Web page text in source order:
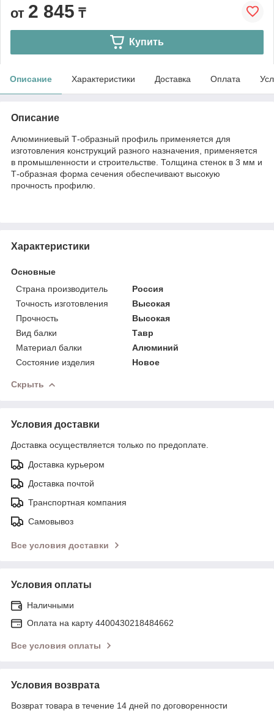
от 2 845 ₸
Купить
Описание Характеристики Доставка Оплата
Описание
Алюминиевый Т-образный профиль применяется для
изготовления конструкций разного назначения, применяется
в промышленности и строительстве. Толщина стенок в 3 мм и
Т-образная форма сечения обеспечивают высокую
прочность профилю.
Характеристики
Основные
Страна производитель
Россия
Точность изготовления
Высокая
Прочность
Высокая
Вид балки
Тавр
Материал балки
Алюминий
Состояние изделия
Новое
Скрыть
Условия доставки
Доставка осуществляется только по предоплате.
Доставка курьером
Доставка почтой
Транспортная компания
Самовывоз
Все условия доставки
Условия оплаты
Наличными
Оплата на карту 4400430218484662
Все условия оплаты
Условия возврата
Возврат товара в течение 14 дней по договоренности